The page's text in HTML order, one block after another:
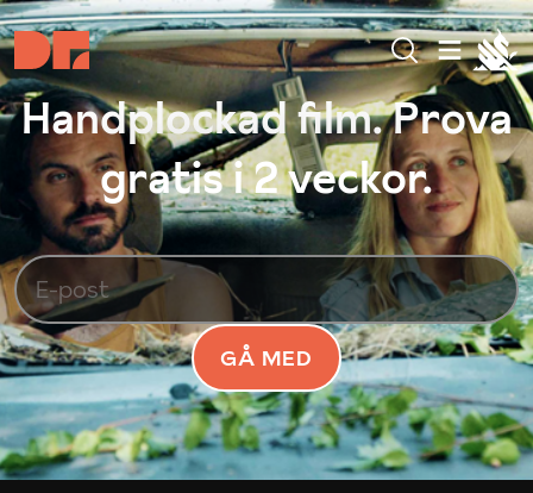
Handplockad film. Prova
gratis i 2 veckor.
GÅ MED